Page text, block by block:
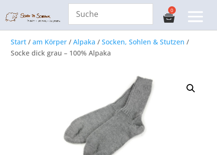
Start /am Körper /Alpaka /Socken, Sohlen & Stutzen /
Socke dick grau – 100% Alpaka